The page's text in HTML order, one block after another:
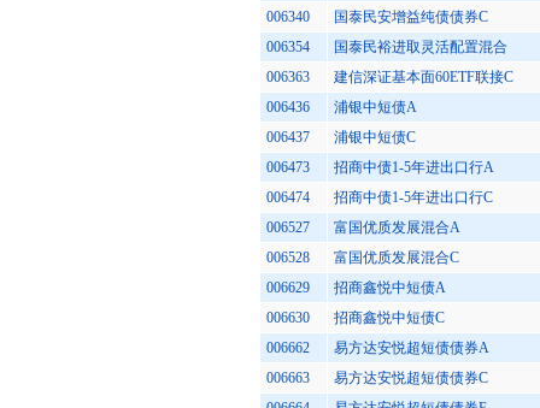
006340
国泰民安增益纯债债券C
006354
国泰民裕进取灵活配置混合
006363
建信深证基本面60ETF联接C
006436
浦银中短债A
006437
浦银中短债C
006473
招商中债1-5年进出口行A
006474
招商中债1-5年进出口行C
006527
富国优质发展混合A
006528
富国优质发展混合C
006629
招商鑫悦中短债A
006630
招商鑫悦中短债C
006662
易方达安悦超短债债券A
006663
易方达安悦超短债债券C